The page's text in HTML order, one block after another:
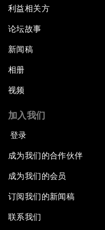
利益相关方
论坛故事
新闻稿
相册
视频
加入我们
登录
成为我们的合作伙伴
成为我们的会员
订阅我们的新闻稿
联系我们